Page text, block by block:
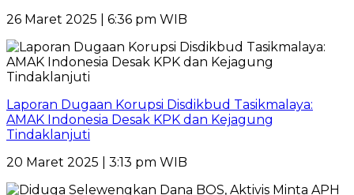
26 Maret 2025 | 6:36 pm WIB
Laporan Dugaan Korupsi Disdikbud Tasikmalaya:
AMAK Indonesia Desak KPK dan Kejagung
Tindaklanjuti
20 Maret 2025 | 3:13 pm WIB